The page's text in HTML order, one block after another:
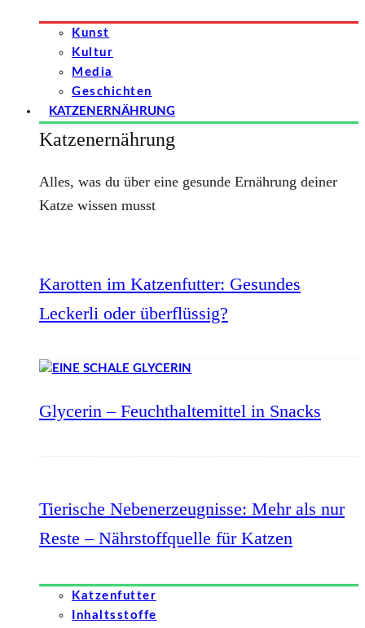
Kunst
Kultur
Media
Geschichten
KATZENERNÄHRUNG
Katzenernährung
Alles, was du über eine gesunde Ernährung deiner
Katze wissen musst
Karotten im Katzenfutter: Gesundes
Leckerli oder überflüssig?
Glycerin – Feuchthaltemittel in Snacks
Tierische Nebenerzeugnisse: Mehr als nur
Reste – Nährstoffquelle für Katzen
Katzenfutter
Inhaltsstoffe